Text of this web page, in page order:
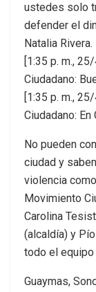
ustedes solo
defender el
Natalia Rivera.
[1:35 p. m.,
Ciudadano:
[1:35 p. m.,
Ciudadano:
No pueden
ciudad y
violencia
Movimiento
Carolina
(alcaldía) y
todo el equipo
Guaymas,